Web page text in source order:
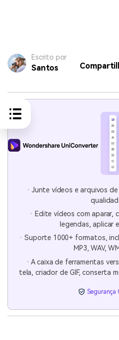
Escrito por
Santos
ㆍJunte vídeos e arquivos
ㆍEdite vídeos com aparar,
legendas, aplicar
ㆍSuporte 1000+ formatos,
MP3, WAV,
ㆍA caixa de ferramentas
tela, criador de GIF, conserta
Segurança